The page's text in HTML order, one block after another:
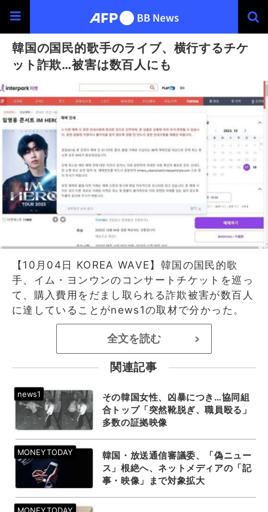
韓国の国民的歌手のライブ、横行するチケ
ット詐欺…被害は数百人にも
【10月04日 KOREA WAVE】韓国の国民的歌
手、イム・ヨンウンのコンサートチケットを巡っ
て、購入費用をだまし取られる詐欺被害が数百人
に達していることがnews1の取材で分かった。
全文を読む >
関連記事
その韓国女性、凶暴につき…協同組
合トップ「突然靴脱ぎ、職員殴る」
多数の証拠映像
韓国・放送通信審議委、「偽ニュー
ス」根絶へ、ネットメディアの「記
事・映像」まで対象拡大